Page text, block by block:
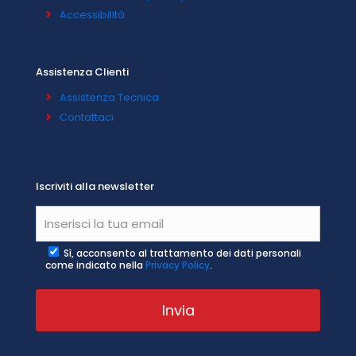
Accessibilità
Assistenza Clienti
Assistenza Tecnica
Contattaci
Iscriviti alla newsletter
Sì, acconsento al trattamento dei dati personali
come indicato nella Privacy Policy.